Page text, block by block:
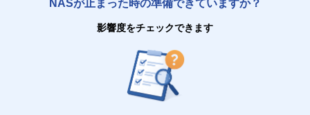
NASが止まった時の準備できていますか？
影響度をチェックできます